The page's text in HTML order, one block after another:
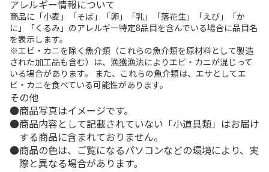
アレルギー情報について
商品に「小麦」「そば」「卵」「乳」「落花生」「えび」「か
に」「くるみ」のアレルギー特定8品目を含んでいる場合に品目名
を表示します。
※エビ・カニを除く魚介類（これらの魚介類を原材料として製造
された加工品も含む）は、漁獲漁法によりエビ・カニが混じって
いる場合があります。 また、これらの魚介類は、エサとしてエ
ビ・カニを食べている可能性があります。
その他
商品写真はイメージです。
商品内容として記載されていない「小道具類」はお届け
する商品に含まれておりません。
商品の色は、ご覧になるパソコンなどの環境により、実
際と異なる場合があります。